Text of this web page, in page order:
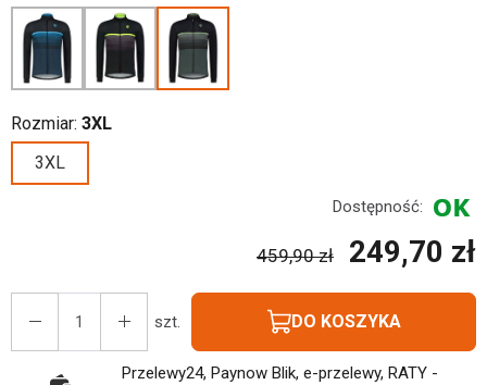
Rozmiar: 3XL
3XL
Dostępność:
459,90 zł 249,70 zł
szt. DO KOSZYKA
Przelewy24, Paynow Blik, e-przelewy, RATY -